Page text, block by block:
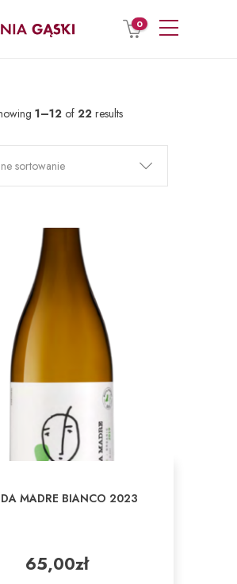
0
1–12 of 22 results
sortowanie
MADRE BIANCO 2023
65,00zł